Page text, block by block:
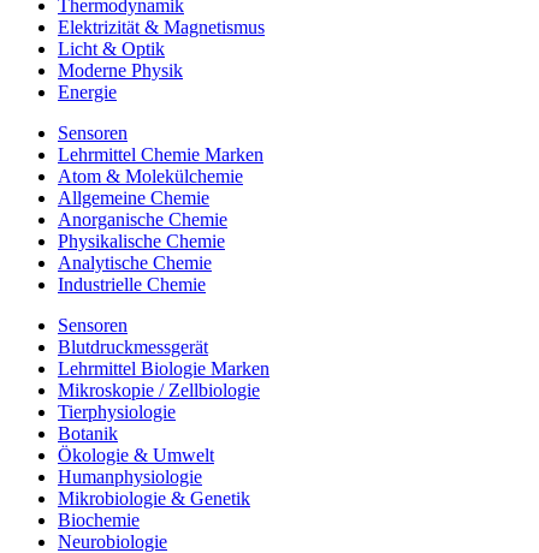
Thermodynamik
Elektrizität & Magnetismus
Licht & Optik
Moderne Physik
Energie
Sensoren
Lehrmittel Chemie Marken
Atom & Molekülchemie
Allgemeine Chemie
Anorganische Chemie
Physikalische Chemie
Analytische Chemie
Industrielle Chemie
Sensoren
Blutdruckmessgerät
Lehrmittel Biologie Marken
Mikroskopie / Zellbiologie
Tierphysiologie
Botanik
Ökologie & Umwelt
Humanphysiologie
Mikrobiologie & Genetik
Biochemie
Neurobiologie